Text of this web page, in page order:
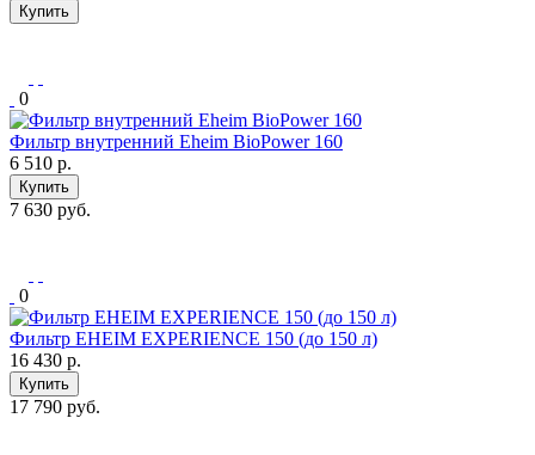
Купить
0
Фильтр внутренний Eheim BioPower 160
6 510 р.
Купить
7 630 руб.
0
Фильтр EHEIM EXPERIENCE 150 (до 150 л)
16 430 р.
Купить
17 790 руб.